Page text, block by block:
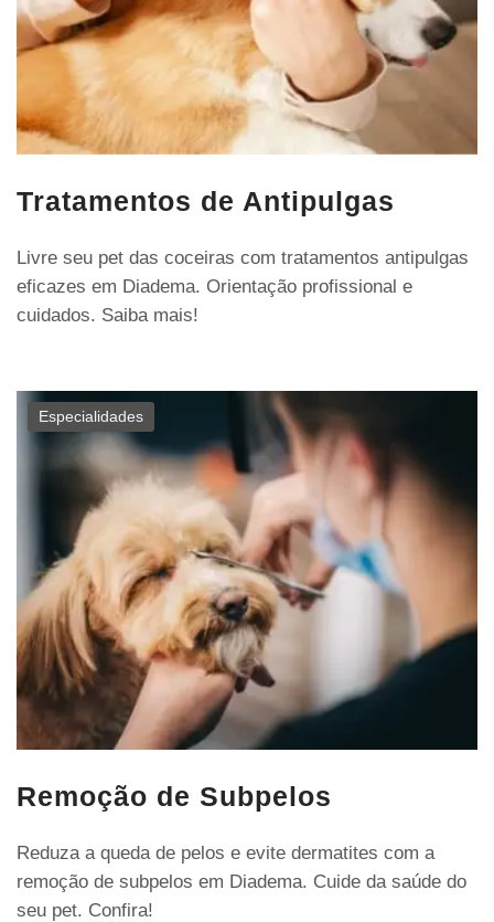
Tratamentos de Antipulgas
Livre seu pet das coceiras com tratamentos antipulgas
eficazes em Diadema. Orientação profissional e
cuidados. Saiba mais!
Especialidades
Remoção de Subpelos
Reduza a queda de pelos e evite dermatites com a
remoção de subpelos em Diadema. Cuide da saúde do
seu pet. Confira!